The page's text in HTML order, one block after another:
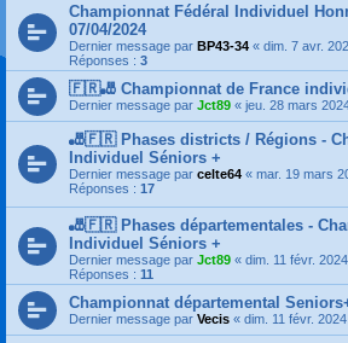
Championnat Fédéral Individuel
07/04/2024
Dernier message par BP43-34 « dim. 7 avr.
Réponses : 3
🇫🇷🎳 Championnat de France
Dernier message par Jct89 « jeu. 28 mars
🎳🇫🇷 Phases districts / Régions -
Individuel Séniors +
Dernier message par celte64 « mar. 19 mars
Réponses : 17
🎳🇫🇷 Phases départementales -
Individuel Séniors +
Dernier message par Jct89 « dim. 11 févr.
Réponses : 11
Championnat départemental
Dernier message par Vecis « dim. 11 févr.